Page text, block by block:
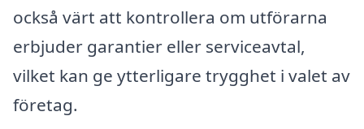
också värt att kontrollera om utförarna
erbjuder garantier eller serviceavtal,
vilket kan ge ytterligare trygghet i valet av
företag.